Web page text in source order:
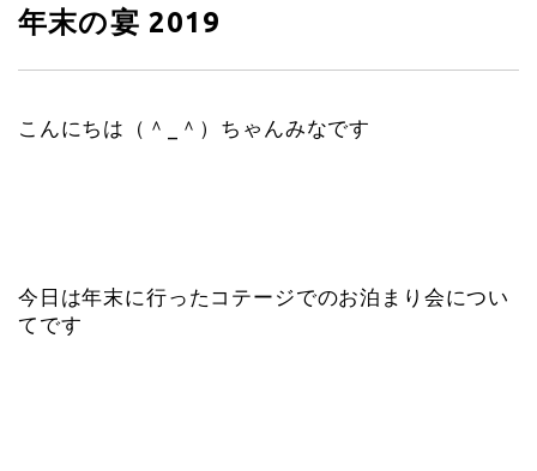
年末の宴 2019
こんにちは（＾_＾）ちゃんみなです
今日は年末に行ったコテージでのお泊まり会につい
てです